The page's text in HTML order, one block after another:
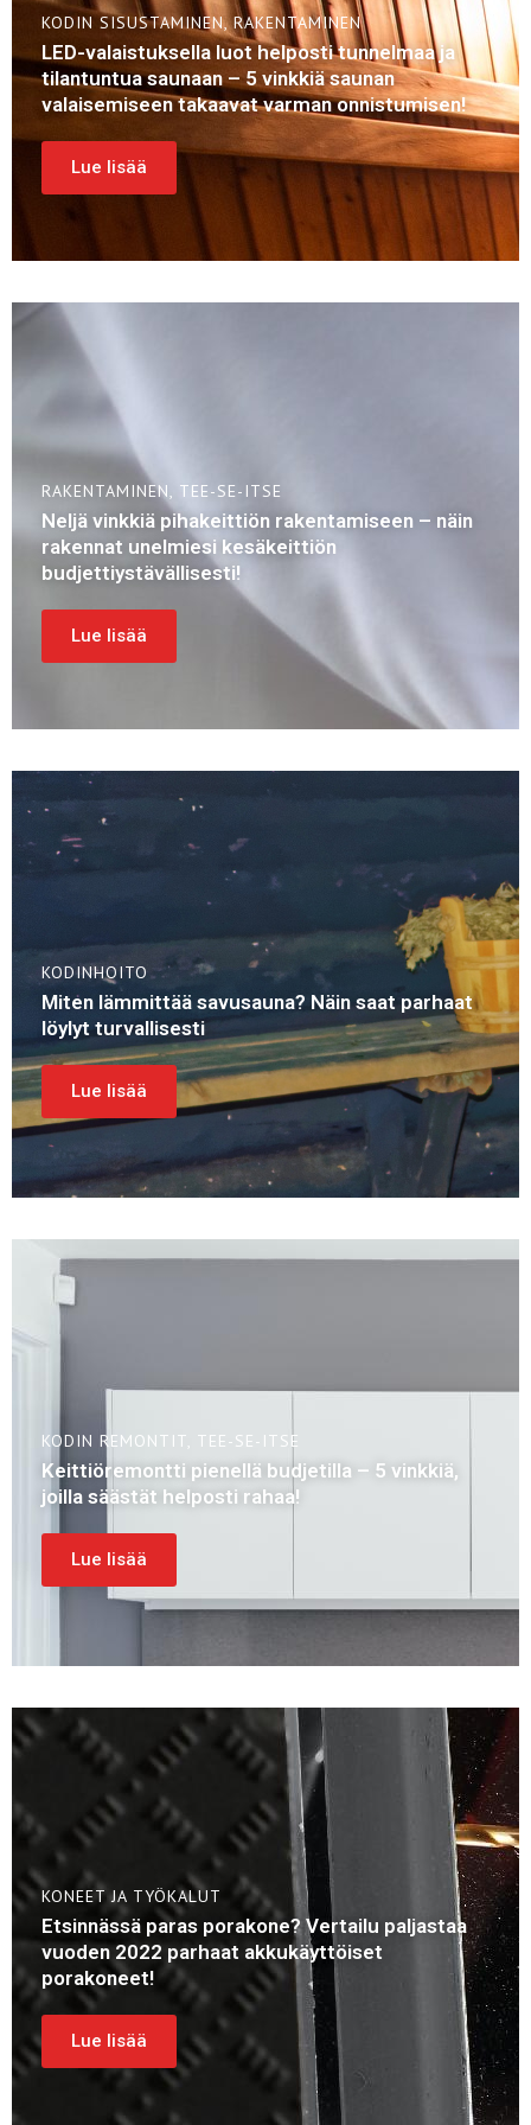
KODIN SISUSTAMINEN,RAKENTAMINEN
LED-valaistuksella luot helposti tunnelmaa ja
tilantuntua saunaan – 5 vinkkiä saunan
valaisemiseen takaavat varman onnistumisen!
Lue lisää
RAKENTAMINEN, TEE-SE-ITSE
Neljä vinkkiä pihakeittiön rakentamiseen – näin
rakennat unelmiesi kesäkeittiön
budjettiystävällisesti!
Lue lisää
KODINHOITO
Miten lämmittää savusauna? Näin saat parhaat
löylyt turvallisesti
Lue lisää
KODIN REMONTIT, TEE-SE-ITSE
Keittiöremontti pienellä budjetilla – 5 vinkkiä,
joilla säästät helposti rahaa!
Lue lisää
KONEET JA TYÖKALUT
Etsinnässä paras porakone? Vertailu paljastaa
vuoden 2022 parhaat akkukäyttöiset
porakoneet!
Lue lisää